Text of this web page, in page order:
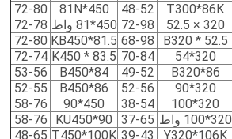
T300*86K
48-52
450*81N
72-80
320 × 52.5
72-98 450*81 واط
72-78
B320 * 52.5
68-98
KB450*81.5
72-80
320*54
70-84
K450 * 83.5
72-74
B320*86
49-52
B450*84
53-56
320*90
52-56
B450*86
52-55
320*100
38-54
450*90
58-76
320*100 واط 37-65
KU450*90
58-76
Y320*106K
39-43
T450*100K
48-65